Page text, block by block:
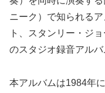
ニーク）で知られる
ト、スタンリー・ジ
のスタジオ録音アルバ
本アルバムは1984年